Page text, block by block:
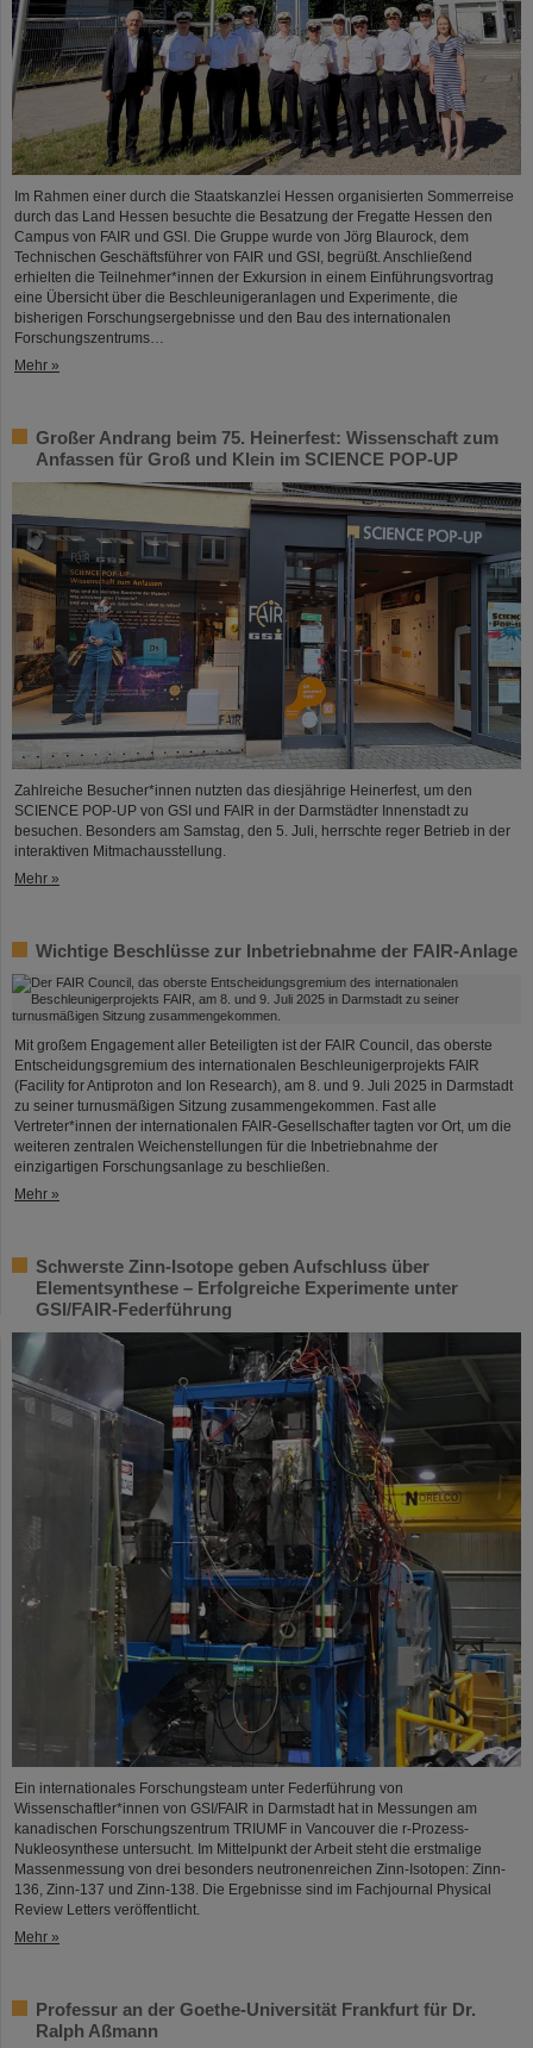
Im Rahmen einer durch die Staatskanzlei Hessen organisierten Sommerreise
durch das Land Hessen besuchte die Besatzung der Fregatte Hessen den
Campus von FAIR und GSI. Die Gruppe wurde von Jörg Blaurock, dem
Technischen Geschäftsführer von FAIR und GSI, begrüßt. Anschließend
erhielten die Teilnehmer*innen der Exkursion in einem Einführungsvortrag
eine Übersicht über die Beschleunigeranlagen und Experimente, die
bisherigen Forschungsergebnisse und den Bau des internationalen
Forschungszentrums…
Mehr »
Großer Andrang beim 75. Heinerfest: Wissenschaft zum
Anfassen für Groß und Klein im SCIENCE POP-UP
Zahlreiche Besucher*innen nutzten das diesjährige Heinerfest, um den
SCIENCE POP-UP von GSI und FAIR in der Darmstädter Innenstadt zu
besuchen. Besonders am Samstag, den 5. Juli, herrschte reger Betrieb in der
interaktiven Mitmachausstellung.
Mehr »
Wichtige Beschlüsse zur Inbetriebnahme der FAIR-Anlage
Mit großem Engagement aller Beteiligten ist der FAIR Council, das oberste
Entscheidungsgremium des internationalen Beschleunigerprojekts FAIR
(Facility for Antiproton and Ion Research), am 8. und 9. Juli 2025 in Darmstadt
zu seiner turnusmäßigen Sitzung zusammengekommen. Fast alle
Vertreter*innen der internationalen FAIR-Gesellschafter tagten vor Ort, um die
weiteren zentralen Weichenstellungen für die Inbetriebnahme der
einzigartigen Forschungsanlage zu beschließen.
Mehr »
Schwerste Zinn-Isotope geben Aufschluss über
Elementsynthese – Erfolgreiche Experimente unter
GSI/FAIR-Federführung
Ein internationales Forschungsteam unter Federführung von
Wissenschaftler*innen von GSI/FAIR in Darmstadt hat in Messungen am
kanadischen Forschungszentrum TRIUMF in Vancouver die r-Prozess-
Nukleosynthese untersucht. Im Mittelpunkt der Arbeit steht die erstmalige
Massenmessung von drei besonders neutronenreichen Zinn-Isotopen: Zinn-
136, Zinn-137 und Zinn-138. Die Ergebnisse sind im Fachjournal Physical
Review Letters veröffentlicht.
Mehr »
Professur an der Goethe-Universität Frankfurt für Dr.
Ralph Aßmann